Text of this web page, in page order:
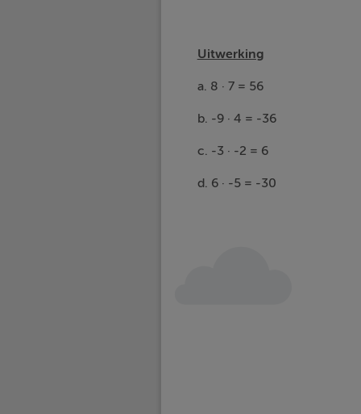
Uitwerking
a. 8 · 7 = 56
b. -9 · 4 = -36
c. -3 · -2 = 6
d. 6 · -5 = -30